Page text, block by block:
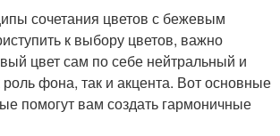
сочетания цветов с бежевым
к выбору цветов, важно
цвет сам по себе нейтральный и
роль фона, так и акцента. Вот основные
помогут вам создать гармоничные